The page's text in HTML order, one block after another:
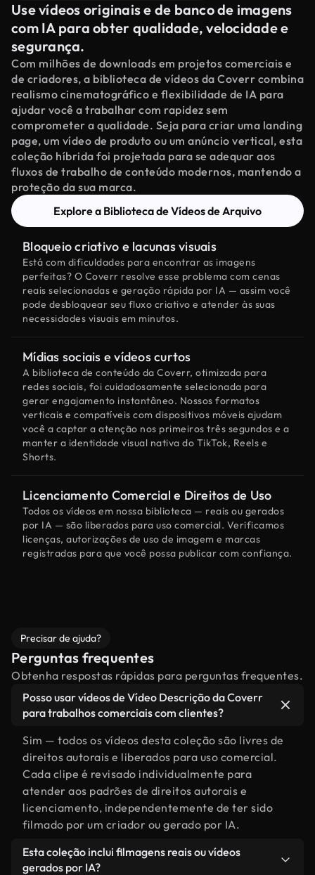
Use vídeos originais e de banco de imagens
com IA para obter qualidade, velocidade e
segurança.
Com milhões de downloads em projetos comerciais e
de criadores, a biblioteca de vídeos da Coverr combina
realismo cinematográfico e flexibilidade de IA para
ajudar você a trabalhar com rapidez sem
comprometer a qualidade. Seja para criar uma landing
page, um vídeo de produto ou um anúncio vertical, esta
coleção híbrida foi projetada para se adequar aos
fluxos de trabalho de conteúdo modernos, mantendo a
proteção da sua marca.
Explore a Biblioteca de Vídeos de Arquivo
Bloqueio criativo e lacunas visuais
Está com dificuldades para encontrar as imagens
perfeitas? O Coverr resolve esse problema com cenas
reais selecionadas e geração rápida por IA — assim você
pode desbloquear seu fluxo criativo e atender às suas
necessidades visuais em minutos.
Mídias sociais e vídeos curtos
A biblioteca de conteúdo da Coverr, otimizada para
redes sociais, foi cuidadosamente selecionada para
gerar engajamento instantâneo. Nossos formatos
verticais e compatíveis com dispositivos móveis ajudam
você a captar a atenção nos primeiros três segundos e a
manter a identidade visual nativa do TikTok, Reels e
Shorts.
Licenciamento Comercial e Direitos de Uso
Todos os vídeos em nossa biblioteca — reais ou gerados
por IA — são liberados para uso comercial. Verificamos
licenças, autorizações de uso de imagem e marcas
registradas para que você possa publicar com confiança.
Precisar de ajuda?
Perguntas frequentes
Obtenha respostas rápidas para perguntas frequentes.
Posso usar vídeos de Vídeo Descrição da Coverr
para trabalhos comerciais com clientes?
Sim — todos os vídeos desta coleção são livres de
direitos autorais e liberados para uso comercial.
Cada clipe é revisado individualmente para
atender aos padrões de direitos autorais e
licenciamento, independentemente de ter sido
filmado por um criador ou gerado por IA.
Esta coleção inclui filmagens reais ou vídeos
gerados por IA?